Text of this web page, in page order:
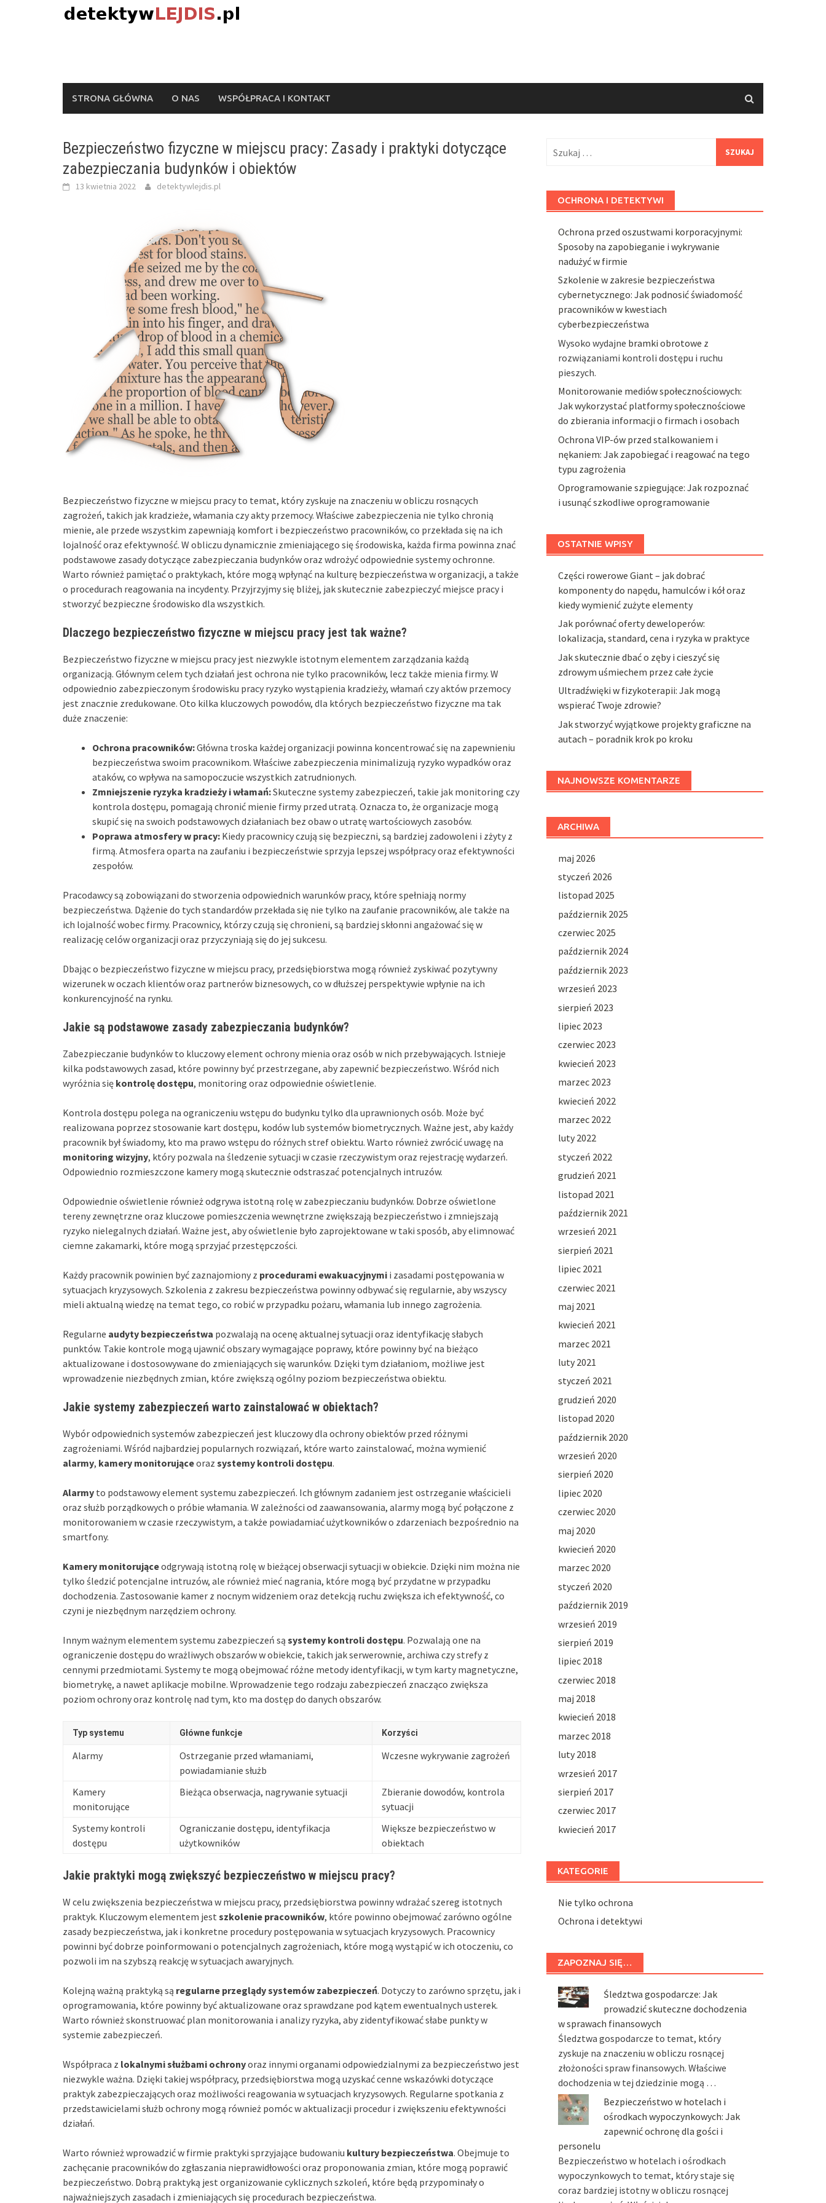
STRONA GŁÓWNA O NAS WSPÓŁPRACA I KONTAKT
Bezpieczeństwo fizyczne w miejscu pracy: Zasady i praktyki dotyczące
zabezpieczania budynków i obiektów
13 kwietnia 2022 detektywlejdis.pl
Bezpieczeństwo fizyczne w miejscu pracy to temat, który zyskuje na znaczeniu w obliczu rosnących
zagrożeń, takich jak kradzieże, włamania czy akty przemocy. Właściwe zabezpieczenia nie tylko chronią
mienie, ale przede wszystkim zapewniają komfort i bezpieczeństwo pracowników, co przekłada się na ich
lojalność oraz efektywność. W obliczu dynamicznie zmieniającego się środowiska, każda firma powinna znać
podstawowe zasady dotyczące zabezpieczania budynków oraz wdrożyć odpowiednie systemy ochronne.
Warto również pamiętać o praktykach, które mogą wpłynąć na kulturę bezpieczeństwa w organizacji, a także
o procedurach reagowania na incydenty. Przyjrzyjmy się bliżej, jak skutecznie zabezpieczyć miejsce pracy i
stworzyć bezpieczne środowisko dla wszystkich.
Dlaczego bezpieczeństwo fizyczne w miejscu pracy jest tak ważne?
Bezpieczeństwo fizyczne w miejscu pracy jest niezwykle istotnym elementem zarządzania każdą
organizacją. Głównym celem tych działań jest ochrona nie tylko pracowników, lecz także mienia firmy. W
odpowiednio zabezpieczonym środowisku pracy ryzyko wystąpienia kradzieży, włamań czy aktów przemocy
jest znacznie zredukowane. Oto kilka kluczowych powodów, dla których bezpieczeństwo fizyczne ma tak
duże znaczenie:
Ochrona pracowników:Główna troska każdej organizacji powinna koncentrować się na zapewnieniu
bezpieczeństwa swoim pracownikom. Właściwe zabezpieczenia minimalizują ryzyko wypadków oraz
ataków, co wpływa na samopoczucie wszystkich zatrudnionych.
Zmniejszenie ryzyka kradzieży i włamań:Skuteczne systemy zabezpieczeń, takie jak monitoring czy
kontrola dostępu, pomagają chronić mienie firmy przed utratą. Oznacza to, że organizacje mogą
skupić się na swoich podstawowych działaniach bez obaw o utratę wartościowych zasobów.
Poprawa atmosfery w pracy: Kiedy pracownicy czują się bezpieczni, są bardziej zadowoleni i zżyty z
firmą. Atmosfera oparta na zaufaniu i bezpieczeństwie sprzyja lepszej współpracy oraz efektywności
zespołów.
Pracodawcy są zobowiązani do stworzenia odpowiednich warunków pracy, które spełniają normy
bezpieczeństwa. Dążenie do tych standardów przekłada się nie tylko na zaufanie pracowników, ale także na
ich lojalność wobec firmy. Pracownicy, którzy czują się chronieni, są bardziej skłonni angażować się w
realizację celów organizacji oraz przyczyniają się do jej sukcesu.
Dbając o bezpieczeństwo fizyczne w miejscu pracy, przedsiębiorstwa mogą również zyskiwać pozytywny
wizerunek w oczach klientów oraz partnerów biznesowych, co w dłuższej perspektywie wpłynie na ich
konkurencyjność na rynku.
Jakie są podstawowe zasady zabezpieczania budynków?
Zabezpieczanie budynków to kluczowy element ochrony mienia oraz osób w nich przebywających. Istnieje
kilka podstawowych zasad, które powinny być przestrzegane, aby zapewnić bezpieczeństwo. Wśród nich
wyróżnia się kontrolę dostępu, monitoring oraz odpowiednie oświetlenie.
Kontrola dostępu polega na ograniczeniu wstępu do budynku tylko dla uprawnionych osób. Może być
realizowana poprzez stosowanie kart dostępu, kodów lub systemów biometrycznych. Ważne jest, aby każdy
pracownik był świadomy, kto ma prawo wstępu do różnych stref obiektu. Warto również zwrócić uwagę na
monitoring wizyjny, który pozwala na śledzenie sytuacji w czasie rzeczywistym oraz rejestrację wydarzeń.
Odpowiednio rozmieszczone kamery mogą skutecznie odstraszać potencjalnych intruzów.
Odpowiednie oświetlenie również odgrywa istotną rolę w zabezpieczaniu budynków. Dobrze oświetlone
tereny zewnętrzne oraz kluczowe pomieszczenia wewnętrzne zwiększają bezpieczeństwo i zmniejszają
ryzyko nielegalnych działań. Ważne jest, aby oświetlenie było zaprojektowane w taki sposób, aby elimnować
ciemne zakamarki, które mogą sprzyjać przestępczości.
Każdy pracownik powinien być zaznajomiony z procedurami ewakuacyjnymi i zasadami postępowania w
sytuacjach kryzysowych. Szkolenia z zakresu bezpieczeństwa powinny odbywać się regularnie, aby wszyscy
mieli aktualną wiedzę na temat tego, co robić w przypadku pożaru, włamania lub innego zagrożenia.
Regularne audyty bezpieczeństwa pozwalają na ocenę aktualnej sytuacji oraz identyfikację słabych
punktów. Takie kontrole mogą ujawnić obszary wymagające poprawy, które powinny być na bieżąco
aktualizowane i dostosowywane do zmieniających się warunków. Dzięki tym działaniom, możliwe jest
wprowadzenie niezbędnych zmian, które zwiększą ogólny poziom bezpieczeństwa obiektu.
Jakie systemy zabezpieczeń warto zainstalować w obiektach?
Wybór odpowiednich systemów zabezpieczeń jest kluczowy dla ochrony obiektów przed różnymi
zagrożeniami. Wśród najbardziej popularnych rozwiązań, które warto zainstalować, można wymienić
alarmy, kamery monitorująceoraz systemy kontroli dostępu.
Alarmy to podstawowy element systemu zabezpieczeń. Ich głównym zadaniem jest ostrzeganie właścicieli
oraz służb porządkowych o próbie włamania. W zależności od zaawansowania, alarmy mogą być połączone z
monitorowaniem w czasie rzeczywistym, a także powiadamiać użytkowników o zdarzeniach bezpośrednio na
smartfony.
Kamery monitorująceodgrywają istotną rolę w bieżącej obserwacji sytuacji w obiekcie. Dzięki nim można nie
tylko śledzić potencjalne intruzów, ale również mieć nagrania, które mogą być przydatne w przypadku
dochodzenia. Zastosowanie kamer z nocnym widzeniem oraz detekcją ruchu zwiększa ich efektywność, co
czyni je niezbędnym narzędziem ochrony.
Innym ważnym elementem systemu zabezpieczeń są systemy kontroli dostępu. Pozwalają one na
ograniczenie dostępu do wrażliwych obszarów w obiekcie, takich jak serwerownie, archiwa czy strefy z
cennymi przedmiotami. Systemy te mogą obejmować różne metody identyfikacji, w tym karty magnetyczne,
biometrykę, a nawet aplikacje mobilne. Wprowadzenie tego rodzaju zabezpieczeń znacząco zwiększa
poziom ochrony oraz kontrolę nad tym, kto ma dostęp do danych obszarów.
Typ systemu Główne funkcje Korzyści
Alarmy
Ostrzeganie przed włamaniami,
powiadamianie służb
Wczesne wykrywanie zagrożeń
Kamery
monitorujące
Bieżąca obserwacja, nagrywanie sytuacji
Zbieranie dowodów, kontrola
sytuacji
Systemy kontroli
dostępu
Ograniczanie dostępu, identyfikacja
użytkowników
Większe bezpieczeństwo w
obiektach
Jakie praktyki mogą zwiększyć bezpieczeństwo w miejscu pracy?
W celu zwiększenia bezpieczeństwa w miejscu pracy, przedsiębiorstwa powinny wdrażać szereg istotnych
praktyk. Kluczowym elementem jest szkolenie pracowników, które powinno obejmować zarówno ogólne
zasady bezpieczeństwa, jak i konkretne procedury postępowania w sytuacjach kryzysowych. Pracownicy
powinni być dobrze poinformowani o potencjalnych zagrożeniach, które mogą wystąpić w ich otoczeniu, co
pozwoli im na szybszą reakcję w sytuacjach awaryjnych.
Kolejną ważną praktyką są regularne przeglądy systemów zabezpieczeń. Dotyczy to zarówno sprzętu, jak i
oprogramowania, które powinny być aktualizowane oraz sprawdzane pod kątem ewentualnych usterek.
Warto również skonstruować plan monitorowania i analizy ryzyka, aby zidentyfikować słabe punkty w
systemie zabezpieczeń.
Współpraca z lokalnymi służbami ochronyoraz innymi organami odpowiedzialnymi za bezpieczeństwo jest
niezwykle ważna. Dzięki takiej współpracy, przedsiębiorstwa mogą uzyskać cenne wskazówki dotyczące
praktyk zabezpieczających oraz możliwości reagowania w sytuacjach kryzysowych. Regularne spotkania z
przedstawicielami służb ochrony mogą również pomóc w aktualizacji procedur i zwiększeniu efektywności
działań.
Warto również wprowadzić w firmie praktyki sprzyjające budowaniu kultury bezpieczeństwa. Obejmuje to
zachęcanie pracowników do zgłaszania nieprawidłowości oraz proponowania zmian, które mogą poprawić
bezpieczeństwo. Dobrą praktyką jest organizowanie cyklicznych szkoleń, które będą przypominały o
najważniejszych zasadach i zmieniających się procedurach bezpieczeństwa.
OCHRONA I DETEKTYWI
Ochrona przed oszustwami korporacyjnymi:
Sposoby na zapobieganie i wykrywanie
nadużyć w firmie
Szkolenie w zakresie bezpieczeństwa
cybernetycznego: Jak podnosić świadomość
pracowników w kwestiach
cyberbezpieczeństwa
Wysoko wydajne bramki obrotowe z
rozwiązaniami kontroli dostępu i ruchu
pieszych.
Monitorowanie mediów społecznościowych:
Jak wykorzystać platformy społecznościowe
do zbierania informacji o firmach i osobach
Ochrona VIP-ów przed stalkowaniem i
nękaniem: Jak zapobiegać i reagować na tego
typu zagrożenia
Oprogramowanie szpiegujące: Jak rozpoznać
i usunąć szkodliwe oprogramowanie
OSTATNIE WPISY
Części rowerowe Giant – jak dobrać
komponenty do napędu, hamulców i kół oraz
kiedy wymienić zużyte elementy
Jak porównać oferty deweloperów:
lokalizacja, standard, cena i ryzyka w praktyce
Jak skutecznie dbać o zęby i cieszyć się
zdrowym uśmiechem przez całe życie
Ultradźwięki w fizykoterapii: Jak mogą
wspierać Twoje zdrowie?
Jak stworzyć wyjątkowe projekty graficzne na
autach – poradnik krok po kroku
NAJNOWSZE KOMENTARZE
ARCHIWA
maj 2026
styczeń 2026
listopad 2025
październik 2025
czerwiec 2025
październik 2024
październik 2023
wrzesień 2023
sierpień 2023
lipiec 2023
czerwiec 2023
kwiecień 2023
marzec 2023
kwiecień 2022
marzec 2022
luty 2022
styczeń 2022
grudzień 2021
listopad 2021
październik 2021
wrzesień 2021
sierpień 2021
lipiec 2021
czerwiec 2021
maj 2021
kwiecień 2021
marzec 2021
luty 2021
styczeń 2021
grudzień 2020
listopad 2020
październik 2020
wrzesień 2020
sierpień 2020
lipiec 2020
czerwiec 2020
maj 2020
kwiecień 2020
marzec 2020
styczeń 2020
październik 2019
wrzesień 2019
sierpień 2019
lipiec 2018
czerwiec 2018
maj 2018
kwiecień 2018
marzec 2018
luty 2018
wrzesień 2017
sierpień 2017
czerwiec 2017
kwiecień 2017
KATEGORIE
Nie tylko ochrona
Ochrona i detektywi
ZAPOZNAJ SIĘ…
Śledztwa gospodarcze: Jak
prowadzić skuteczne dochodzenia
w sprawach finansowych
Śledztwa gospodarcze to temat, który
zyskuje na znaczeniu w obliczu rosnącej
złożoności spraw finansowych. Właściwe
dochodzenia w tej dziedzinie mogą …
Bezpieczeństwo w hotelach i
ośrodkach wypoczynkowych: Jak
zapewnić ochronę dla gości i
personelu
Bezpieczeństwo w hotelach i ośrodkach
wypoczynkowych to temat, który staje się
coraz bardziej istotny w obliczu rosnącej